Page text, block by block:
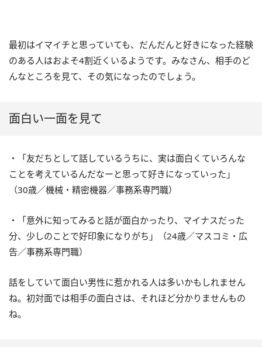
最初はイマイチと思っていても、だんだんと好きになった経験
のある人はおよそ4割近くいるようです。みなさん、相手のど
んなところを見て、その気になったのでしょう。
面白い一面を見て
・「友だちとして話しているうちに、実は面白くていろんな
ことを考えているんだなーと思って好きになっていった」
（30歳／機械・精密機器／事務系専門職）
・「意外に知ってみると話が面白かったり、マイナスだった
分、少しのことで好印象になりがち」（24歳／マスコミ・広
告／事務系専門職）
話をしていて面白い男性に惹かれる人は多いかもしれません
ね。初対面では相手の面白さは、それほど分かりませんもの
ね。